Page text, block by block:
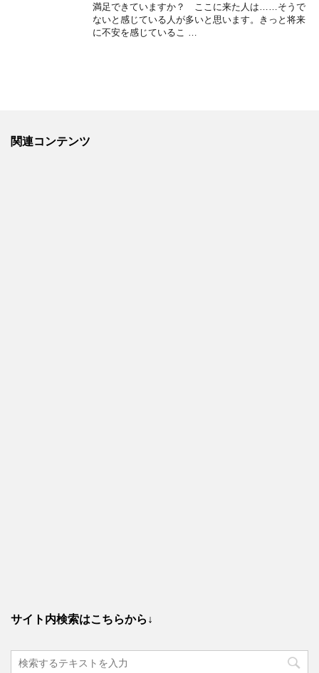
満足できていますか？ ここに来た人は……そうで
ないと感じている人が多いと思います。きっと将来
に不安を感じているこ …
関連コンテンツ
サイト内検索はこちらから↓